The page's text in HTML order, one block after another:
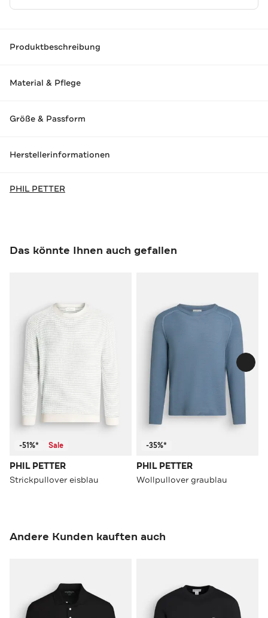
Produktbeschreibung
Material & Pflege
Größe & Passform
Herstellerinformationen
PHIL PETTER
Das könnte Ihnen auch gefallen
-51%* Sale
PHIL PETTER
Strickpullover eisblau
-35%*
PHIL PETTER
Wollpullover graublau
Andere Kunden kauften auch